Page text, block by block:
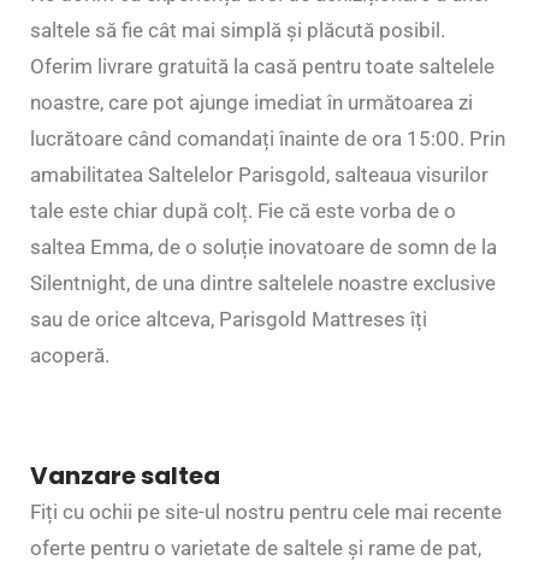
saltele să fie cât mai simplă și plăcută posibil.
Oferim livrare gratuită la casă pentru toate saltelele
noastre, care pot ajunge imediat în următoarea zi
lucrătoare când comandați înainte de ora 15:00. Prin
amabilitatea Saltelelor Parisgold, salteaua visurilor
tale este chiar după colț. Fie că este vorba de o
saltea Emma, de o soluție inovatoare de somn de la
Silentnight, de una dintre saltelele noastre exclusive
sau de orice altceva, Parisgold Mattreses îți
acoperă.
Vanzare saltea
Fiți cu ochii pe site-ul nostru pentru cele mai recente
oferte pentru o varietate de saltele și rame de pat,